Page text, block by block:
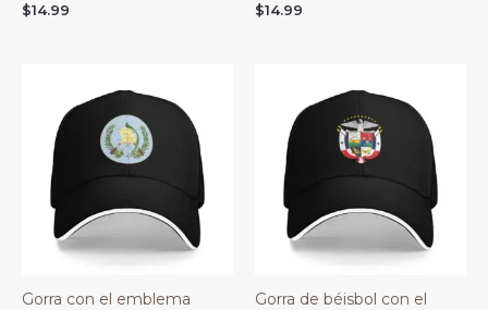
$14.99 $14.99
Gorra con el emblema
Gorra de béisbol con el